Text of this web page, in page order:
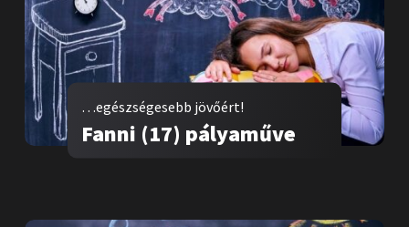
…egészségesebb jövőért!
Fanni (17) pályaműve